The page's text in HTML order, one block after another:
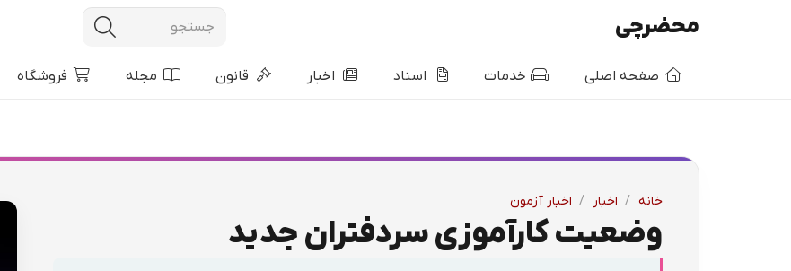
محضرچی
صفحه اصلی خدمات اسناد اخبار قانون مجله فروشگاه
خانه / اخبار / اخبار آزمون
وضعیت کارآموزی سردفتران جدید